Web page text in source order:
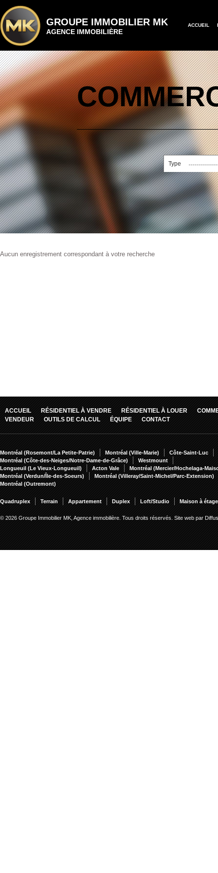
GROUPE IMMOBILIER MK
AGENCE IMMOBILIÈRE
ACCUEIL
Type
Aucun enregistrement correspondant à votre recherche
ACCUEIL RÉSIDENTIEL À VENDRE RÉSIDENTIEL À LOUER
VENDEUR
OUTILS DE CALCUL ÉQUIPE CONTACT
Montréal (Rosemont/La Petite-Patrie) Montréal (Ville-Marie)
Côte-Saint-Luc
Montréal (Côte-des-Neiges/Notre-Dame-de-Grâce)
Westmount
Longueuil (Le Vieux-Longueuil)
Acton Vale
Montréal (Mercier/Hochelaga-
Montréal (Verdun/Île-des-Soeurs)
Montréal (Villeray/Saint-Michel/Parc-Extension)
Montréal (Outremont)
Quadruplex Terrain Appartement Duplex Loft/Studio Maison à
© 2026 Groupe Immobilier MK, Agence immobilière. Tous droits réservés. Site web par